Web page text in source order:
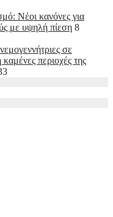
Νέοι κανόνες για
με υψηλή πίεση 8
σε
περιοχές της